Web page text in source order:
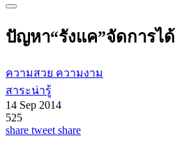
ปัญหา“รังแค”จัดการได้
ความสวย ความงาม
สาระน่ารู้
14 Sep 2014
525
share tweet share